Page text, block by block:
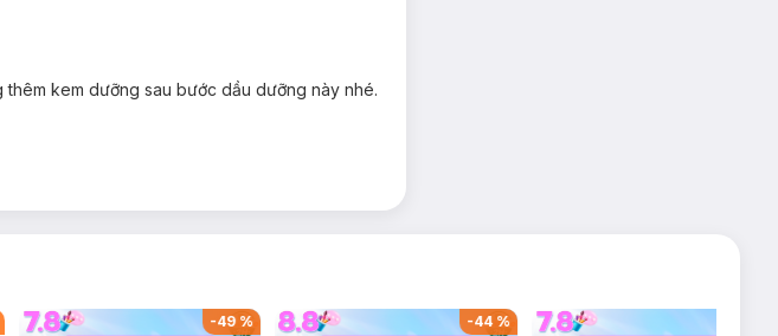
kem dưỡng sau bước dầu dưỡng này nhé.
-50%
-44% -43%